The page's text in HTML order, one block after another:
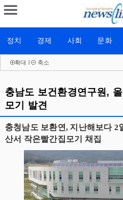
정치 경제 사회 문화
확대 l 축소
충남도 보건환경연구원,
모기 발견
충청남도 보환연, 지난해보다 2
산서 작은빨간집모기 채집